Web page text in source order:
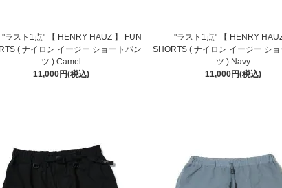
"ラスト1点" 【 HENRY HAUZ 】 FUN
( ナイロン イージー ショートパン
ツ ) Camel
11,000円(税込)
"ラスト1点" 【 HENRY
SHORTS ( ナイロン イージー シ
ツ ) Navy
11,000円(税込)